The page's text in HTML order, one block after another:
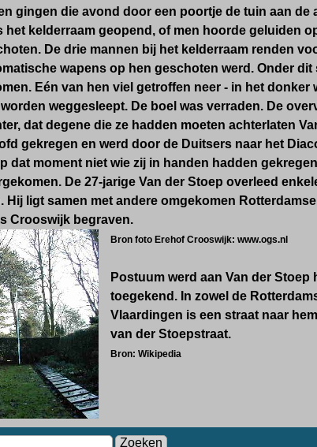
gingen die avond door een poortje de tuin aan de
het kelderraam geopend, of men hoorde geluiden
De drie mannen bij het kelderraam renden
wapens op hen geschoten werd. Onder
Eén van hen viel getroffen neer - in het donker
weggesleept. De boel was verraden. De
dat degene die ze hadden moeten achterlaten
gekregen en werd door de Duitsers naar het
dat moment niet wie zij in handen hadden
De 27-jarige Van der Stoep overleed
Hij ligt samen met andere omgekomen
Crooswijk begraven.
Bron foto Erehof Crooswijk: www.ogs.nl
Postuum werd aan Van der Stoep
toegekend. In zowel de
Vlaardingen is een straat naar
van der Stoepstraat.
Bron: Wikipedia
Zoeken